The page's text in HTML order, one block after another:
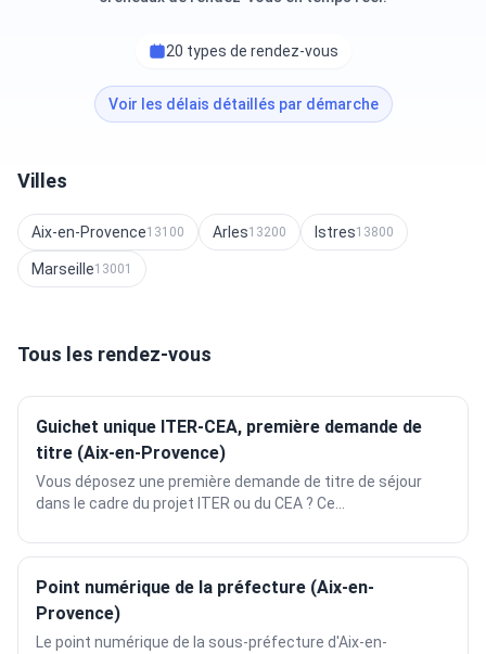
20 types de rendez-vous
Voir les délais détaillés par démarche
Villes
Aix-en-Provence13100 Arles13200 Istres13800
Marseille13001
Tous les rendez-vous
Guichet unique ITER-CEA, première demande de
titre (Aix-en-Provence)
Vous déposez une première demande de titre de séjour
dans le cadre du projet ITER ou du CEA ? Ce...
Point numérique de la préfecture (Aix-en-
Provence)
Le point numérique de la sous-préfecture d'Aix-en-